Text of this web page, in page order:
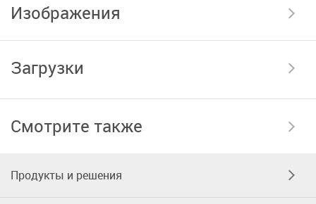
Изображения
Загрузки
Смотрите также
Продукты и решения